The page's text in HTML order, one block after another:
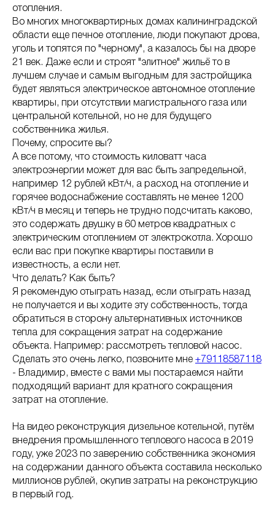
отопления.
Во многих многоквартирных домах калининградской
области еще печное отопление, люди покупают дрова,
уголь и топятся по "черному", а казалось бы на дворе
21 век. Даже если и строят "элитное" жильё то в
лучшем случае и самым выгодным для застройщика
будет являться электрическое автономное отопление
квартиры, при отсутствии магистрального газа или
центральной котельной, но не для будущего
собственника жилья.
Почему, спросите вы?
А все потому, что стоимость киловатт часа
электроэнергии может для вас быть запредельной,
например 12 рублей кВт/ч, а расход на отопление и
горячее водоснабжение составлять не менее 1200
кВт/ч в месяц и теперь не трудно подсчитать каково,
это содержать двушку в 60 метров квадратных с
электрическим отоплением от электрокотла. Хорошо
если вас при покупке квартиры поставили в
известность, а если нет.
Что делать? Как быть?
Я рекомендую отыграть назад, если отыграть назад
не получается и вы ходите эту собственность, тогда
обратиться в сторону альтернативных источников
тепла для сокращения затрат на содержание
объекта. Например: рассмотреть тепловой насос.
Сделать это очень легко, позвоните мне +79118587118
- Владимир, вместе с вами мы постараемся найти
подходящий вариант для кратного сокращения
затрат на отопление.
На видео реконструкция дизельное котельной, путём
внедрения промышленного теплового насоса в 2019
году, уже 2023 по заверению собственника экономия
на содержании данного объекта составила несколько
миллионов рублей, окупив затраты на реконструкцию
в первый год.